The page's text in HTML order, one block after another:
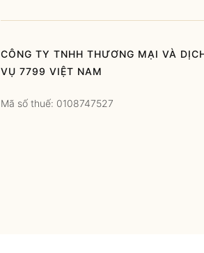
CÔNG TY TNHH THƯƠNG MẠI VÀ
VỤ 7799 VIỆT NAM
Mã số thuế: 0108747527